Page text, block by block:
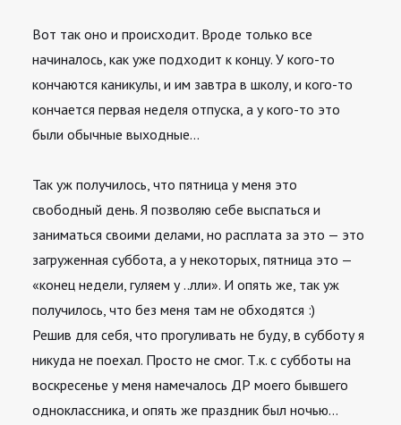
Вот так оно и происходит. Вроде только все
начиналось, как уже подходит к концу. У кого-то
кончаются каникулы, и им завтра в школу, и кого-то
кончается первая неделя отпуска, а у кого-то это
были обычные выходные…
Так уж получилось, что пятница у меня это
свободный день. Я позволяю себе выспаться и
заниматься своими делами, но расплата за это — это
загруженная суббота, а у некоторых, пятница это —
«конец недели, гуляем у ..лли». И опять же, так уж
получилось, что без меня там не обходятся :)
Решив для себя, что прогуливать не буду, в субботу я
никуда не поехал. Просто не смог. Т.к. с субботы на
воскресенье у меня намечалось ДР моего бывшего
одноклассника, и опять же праздник был ночью…